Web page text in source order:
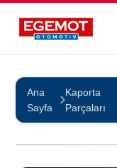
Ana
Sayfa
Kaporta
Parçaları